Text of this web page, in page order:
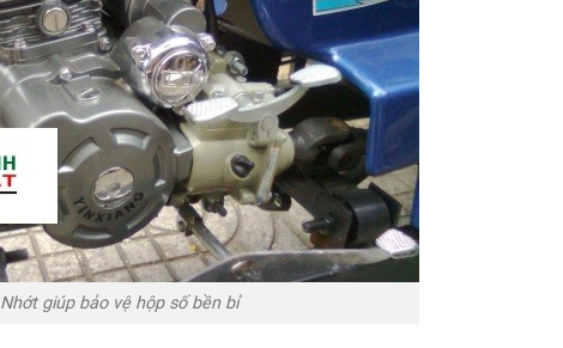
Nhớt giúp bảo vệ hộp số bền bỉ